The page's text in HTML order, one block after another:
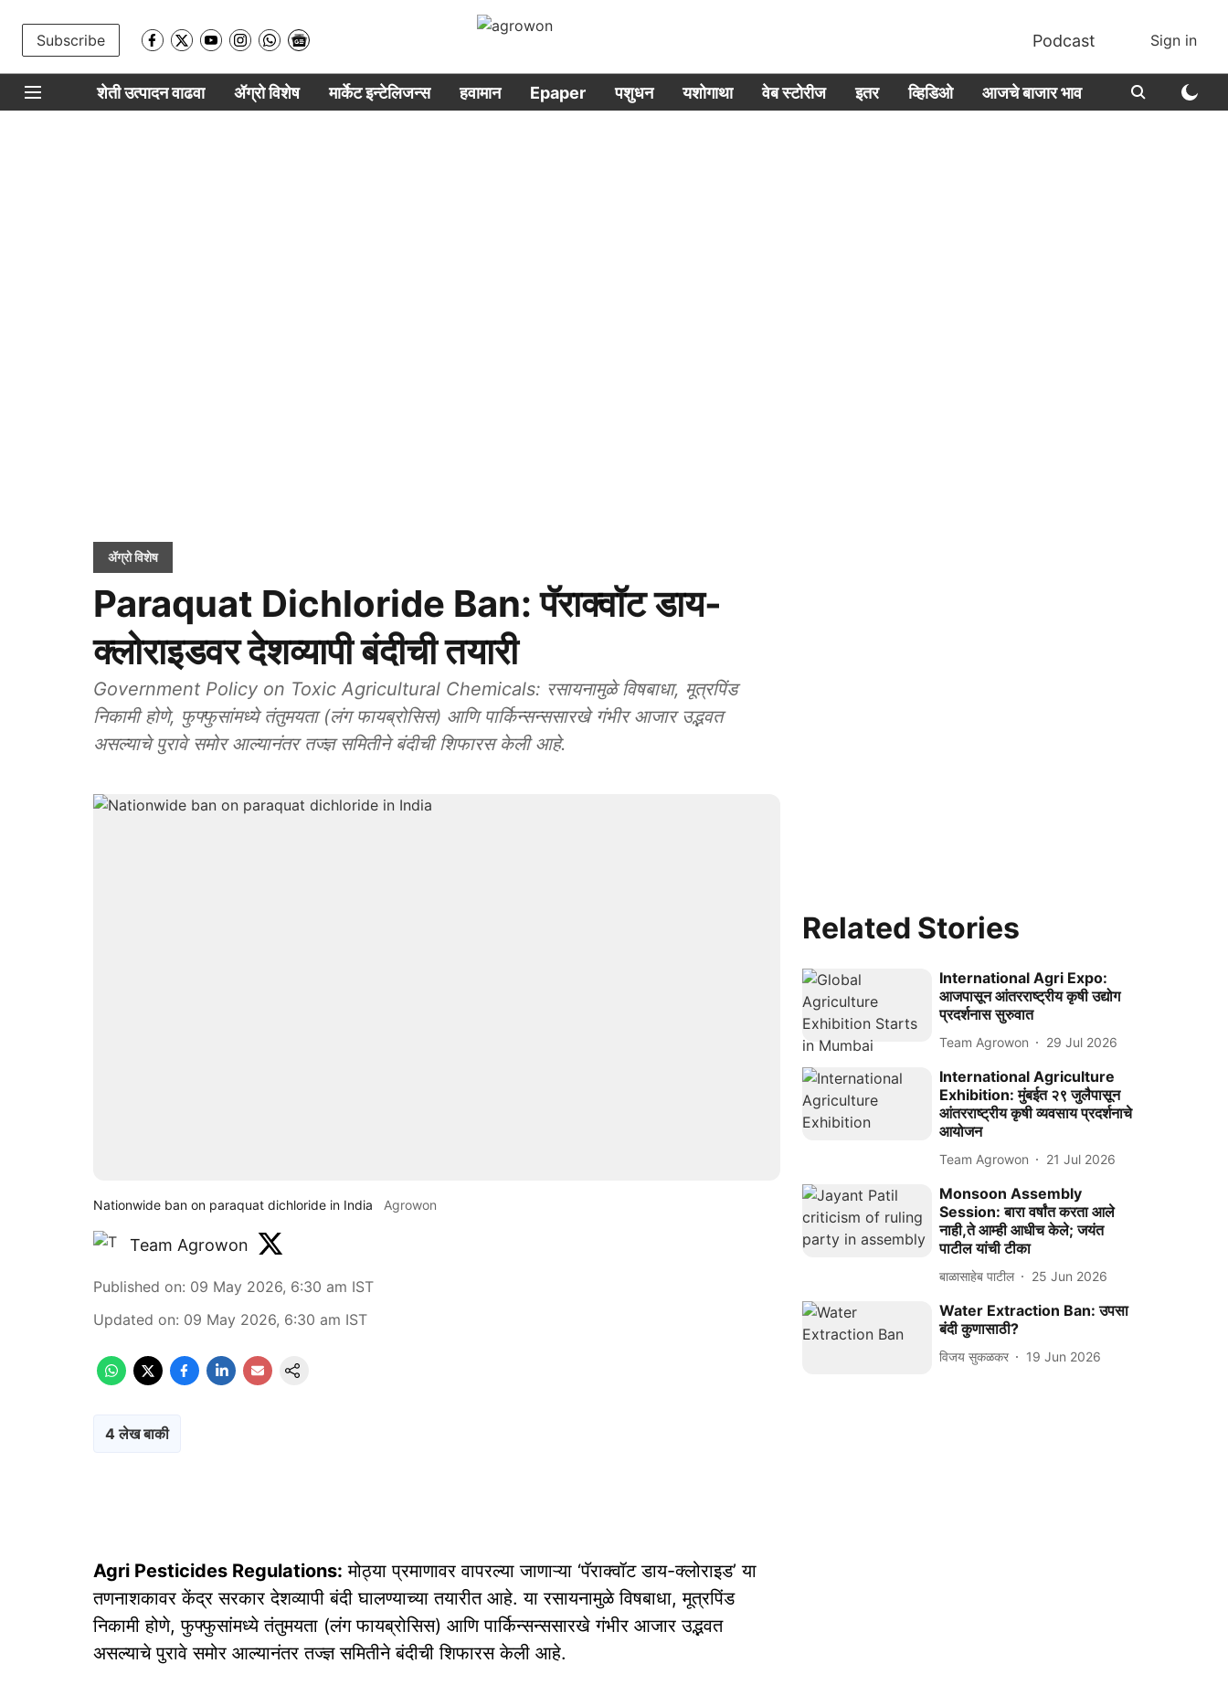
Subscribe Podcast Sign in
शेती उत्पादन वाढवा ॲग्रो विशेष मार्केट इन्टेलिजन्स हवामान Epaper पशुधन यशोगाथा वेब स्टोरीज इतर व्हिडिओ आजचे बाजार भाव
ॲग्रो विशेष
Paraquat Dichloride Ban: पॅराक्वॉट डाय-
क्लोराइडवर देशव्यापी बंदीची तयारी
Government Policy on Toxic Agricultural Chemicals: रसायनामुळे विषबाधा, मूत्रपिंड
निकामी होणे, फुफ्फुसांमध्ये तंतुमयता (लंग फायब्रोसिस) आणि पार्किन्सन्ससारखे गंभीर आजार उद्भवत
असल्याचे पुरावे समोर आल्यानंतर तज्ज्ञ समितीने बंदीची शिफारस केली आहे.
Nationwide ban on paraquat dichloride in India Agrowon
Team Agrowon
Published on: 09 May 2026, 6:30 am IST
Updated on: 09 May 2026, 6:30 am IST
4 लेख बाकी
Agri Pesticides Regulations: मोठ्या प्रमाणावर वापरल्या जाणाऱ्या ‘पॅराक्वॉट डाय-क्लोराइड’ या
तणनाशकावर केंद्र सरकार देशव्यापी बंदी घालण्याच्या तयारीत आहे. या रसायनामुळे विषबाधा, मूत्रपिंड
निकामी होणे, फुफ्फुसांमध्ये तंतुमयता (लंग फायब्रोसिस) आणि पार्किन्सन्ससारखे गंभीर आजार उद्भवत
असल्याचे पुरावे समोर आल्यानंतर तज्ज्ञ समितीने बंदीची शिफारस केली आहे.
Related Stories
International Agri Expo:
आजपासून आंतरराष्ट्रीय कृषी उद्योग
प्रदर्शनास सुरुवात
Team Agrowon 29 Jul 2026
International Agriculture
Exhibition: मुंबईत २९ जुलैपासून
आंतरराष्ट्रीय कृषी व्यवसाय प्रदर्शनाचे
आयोजन
Team Agrowon 21 Jul 2026
Monsoon Assembly
Session: बारा वर्षांत करता आले
नाही,ते आम्ही आधीच केले; जयंत
पाटील यांची टीका
बाळासाहेब पाटील 25 Jun 2026
Water Extraction Ban: उपसा
बंदी कुणासाठी?
विजय सुकळकर 19 Jun 2026